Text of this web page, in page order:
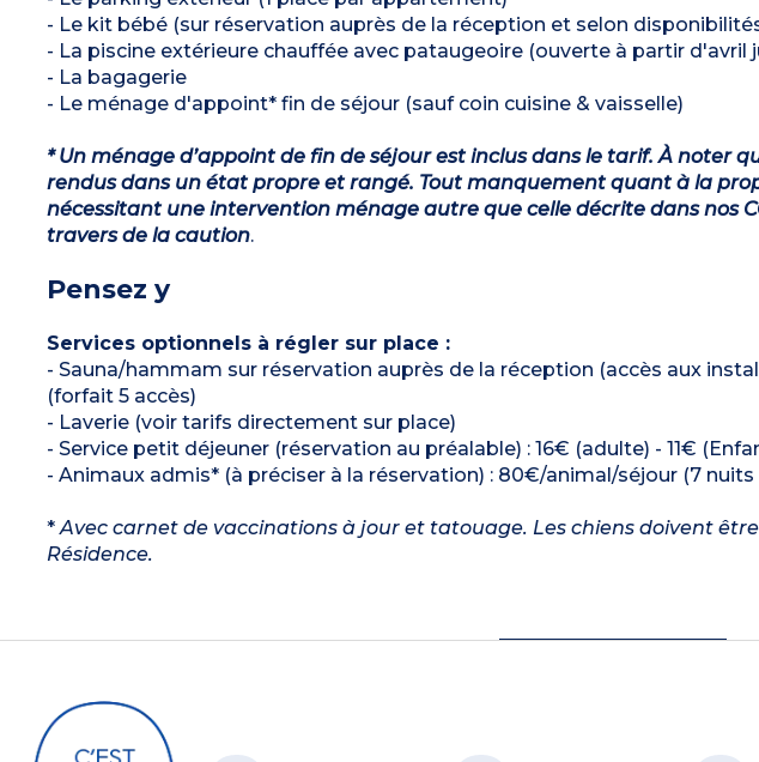
- Le kit bébé (sur réservation auprès de la réception et selon
- La piscine extérieure chauffée avec pataugeoire (ouverte à partir d'avril
- La bagagerie
- Le ménage d'appoint* fin de séjour (sauf coin cuisine & vaisselle)
* Un ménage d’appoint de fin de séjour est inclus dans le tarif. À noter
rendus dans un état propre et rangé. Tout manquement quant à la
nécessitant une intervention ménage autre que celle décrite dans nos
travers de la caution.
Pensez y
Services optionnels à régler sur place :
- Sauna/hammam sur réservation auprès de la réception (accès aux
(forfait 5 accès)
- Laverie (voir tarifs directement sur place)
- Service petit déjeuner (réservation au préalable) : 16€ (adulte) - 11€
- Animaux admis* (à préciser à la réservation) : 80€/animal/séjour (7
*Avec carnet de vaccinations à jour et tatouage. Les chiens doivent
Résidence.